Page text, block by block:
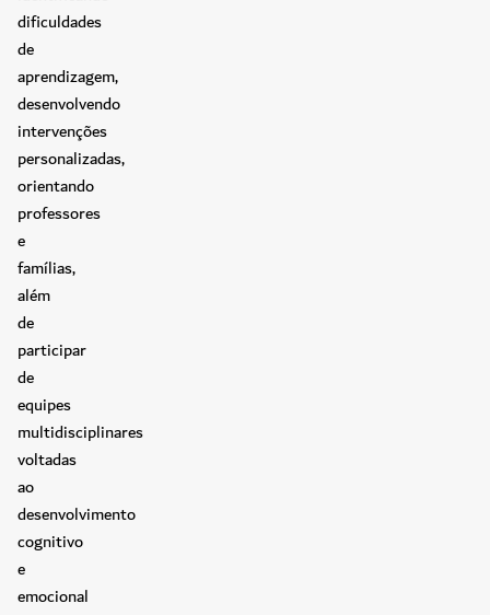
dificuldades
de
aprendizagem,
desenvolvendo
intervenções
personalizadas,
orientando
professores
e
famílias,
além
de
participar
de
equipes
multidisciplinares
voltadas
ao
desenvolvimento
cognitivo
e
emocional